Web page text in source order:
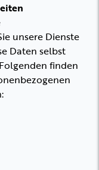
unsere Dienste
Daten selbst
finden